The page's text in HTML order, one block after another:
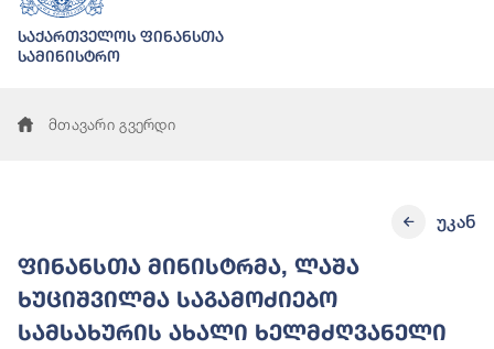
საქართველოს ფინანსთა
სამინისტრო
მთავარი გვერდი
ფინანსთა მინისტრმა, ლაშა
ხუციშვილმა საგამოძიებო
სამსახურის ახალი ხელმძღვანელი
უკან